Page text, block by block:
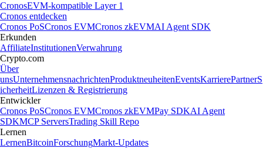
CronosEVM-kompatible Layer 1
Cronos entdecken
Cronos PoSCronos EVMCronos zkEVMAI Agent SDK
Erkunden
AffiliateInstitutionenVerwahrung
Crypto.com
Über
unsUnternehmensnachrichtenProduktneuheitenEventsKarrierePartnerS
icherheitLizenzen & Registrierung
Entwickler
Cronos PoSCronos EVMCronos zkEVMPay SDKAI Agent
SDKMCP ServersTrading Skill Repo
Lernen
LernenBitcoinForschungMarkt-Updates